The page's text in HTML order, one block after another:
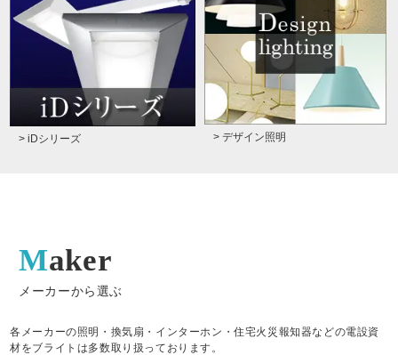
> iDシリーズ > デザイン照明
Maker
メーカーから選ぶ
各メーカーの照明・換気扇・インターホン・住宅火災報知器などの電設資
材をブライトは多数取り扱っております。